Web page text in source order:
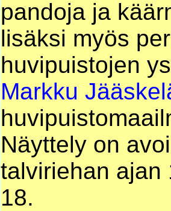
pandoja ja
lisäksi myös
huvipuistojen
Markku
Näyttely on
talviriehan ajan
18.